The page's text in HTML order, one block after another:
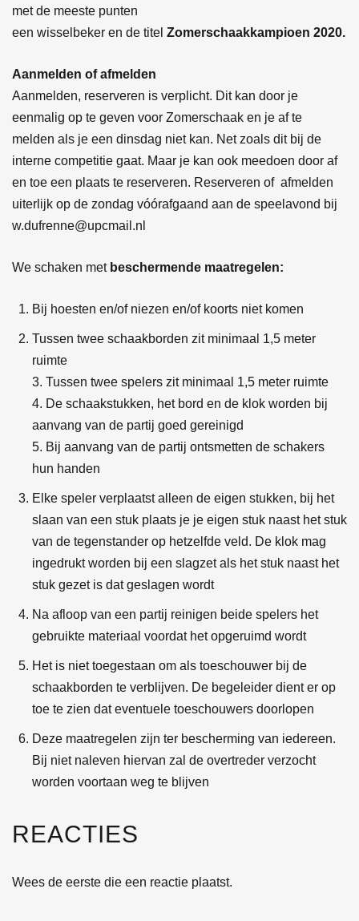
met de meeste punten
een wisselbeker en de titel Zomerschaakkampioen 2020.
Aanmelden of afmelden
Aanmelden, reserveren is verplicht. Dit kan door je
eenmalig op te geven voor Zomerschaak en je af te
melden als je een dinsdag niet kan. Net zoals dit bij de
interne competitie gaat. Maar je kan ook meedoen door af
en toe een plaats te reserveren. Reserveren of afmelden
uiterlijk op de zondag vóórafgaand aan de speelavond bij
w.dufrenne@upcmail.nl
We schaken met beschermende maatregelen:
Bij hoesten en/of niezen en/of koorts niet komen
Tussen twee schaakborden zit minimaal 1,5 meter
ruimte
3. Tussen twee spelers zit minimaal 1,5 meter ruimte
4. De schaakstukken, het bord en de klok worden bij
aanvang van de partij goed gereinigd
5. Bij aanvang van de partij ontsmetten de schakers
hun handen
Elke speler verplaatst alleen de eigen stukken, bij het
slaan van een stuk plaats je je eigen stuk naast het stuk
van de tegenstander op hetzelfde veld. De klok mag
ingedrukt worden bij een slagzet als het stuk naast het
stuk gezet is dat geslagen wordt
Na afloop van een partij reinigen beide spelers het
gebruikte materiaal voordat het opgeruimd wordt
Het is niet toegestaan om als toeschouwer bij de
schaakborden te verblijven. De begeleider dient er op
toe te zien dat eventuele toeschouwers doorlopen
Deze maatregelen zijn ter bescherming van iedereen.
Bij niet naleven hiervan zal de overtreder verzocht
worden voortaan weg te blijven
REACTIES
Wees de eerste die een reactie plaatst.